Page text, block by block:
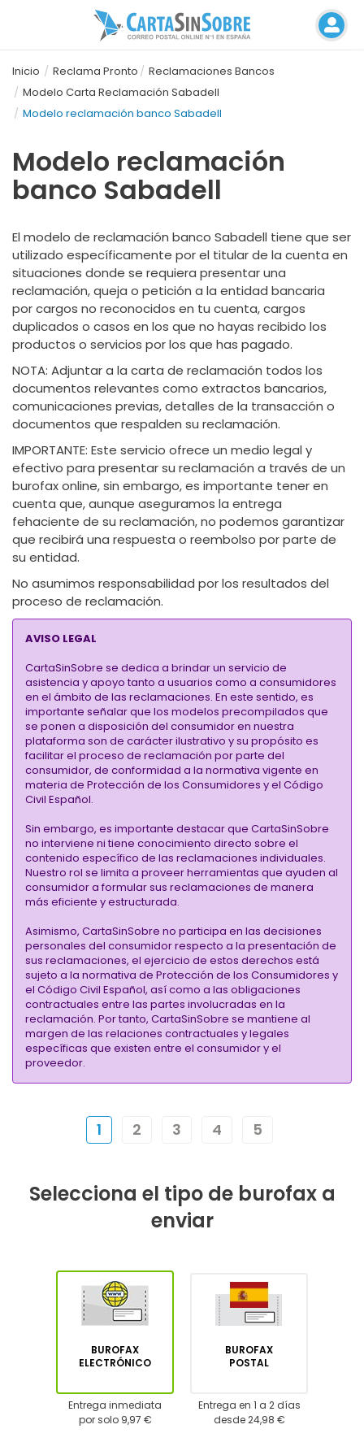
Inicio Reclama Pronto
Reclamaciones Bancos
Modelo Carta Reclamación Sabadell
Modelo reclamación banco Sabadell
Modelo reclamación
banco Sabadell
El modelo de reclamación banco Sabadell tiene que ser
utilizado específicamente por el titular de la cuenta en
situaciones donde se requiera presentar una
reclamación, queja o petición a la entidad bancaria
por cargos no reconocidos en tu cuenta, cargos
duplicados o casos en los que no hayas recibido los
productos o servicios por los que has pagado.
NOTA: Adjuntar a la carta de reclamación todos los
documentos relevantes como extractos bancarios,
comunicaciones previas, detalles de la transacción o
documentos que respalden su reclamación.
IMPORTANTE: ​Este servicio ofrece un medio legal y
efectivo para presentar su reclamación a través de un
burofax online, sin embargo, es importante tener en
cuenta que, aunque aseguramos la entrega
fehaciente de su reclamación, no podemos garantizar
que recibirá una respuesta o reembolso por parte de
su entidad.
No asumimos responsabilidad por los resultados del
proceso de reclamación.
AVISO LEGAL
CartaSinSobre se dedica a brindar un servicio de
asistencia y apoyo tanto a usuarios como a consumidores
en el ámbito de las reclamaciones. En este sentido, es
importante señalar que los modelos precompilados que
se ponen a disposición del consumidor en nuestra
plataforma son de carácter ilustrativo y su propósito es
facilitar el proceso de reclamación por parte del
consumidor, de conformidad a la normativa vigente en
materia de Protección de los Consumidores y el Código
Civil Español.
Sin embargo, es importante destacar que CartaSinSobre
no interviene ni tiene conocimiento directo sobre el
contenido específico de las reclamaciones individuales.
Nuestro rol se limita a proveer herramientas que ayuden al
consumidor a formular sus reclamaciones de manera
más eficiente y estructurada.
Asimismo, CartaSinSobre no participa en las decisiones
personales del consumidor respecto a la presentación de
sus reclamaciones, el ejercicio de estos derechos está
sujeto a la normativa de Protección de los Consumidores y
el Código Civil Español, así como a las obligaciones
contractuales entre las partes involucradas en la
reclamación. Por tanto, CartaSinSobre se mantiene al
margen de las relaciones contractuales y legales
específicas que existen entre el consumidor y el
proveedor.
1 2 3 4 5
Selecciona el tipo de burofax a
enviar
BUROFAX
ELECTRÓNICO
Entrega inmediata
por solo 9,97 €
BUROFAX
POSTAL
Entrega en 1 a 2 días
desde 24,98 €